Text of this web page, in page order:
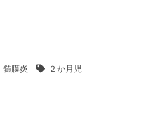
髄膜炎
２か月児